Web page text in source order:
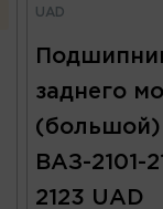
UAD
заднего
ВАЗ-2101-
2123 UAD